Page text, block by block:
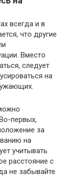
всегда и в
что другие
Вместо
следует
на
первых,
за
на
учитывать
расстояние с
не забывайте